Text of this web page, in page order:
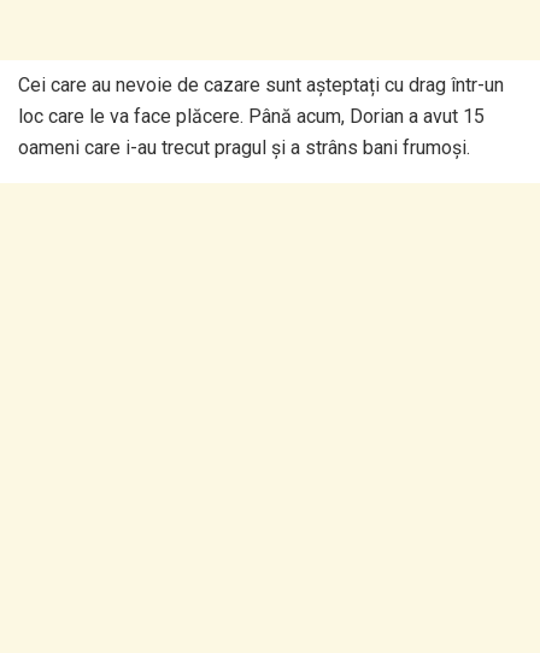
Cei care au nevoie de cazare sunt așteptați cu drag într-un
loc care le va face plăcere. Până acum, Dorian a avut 15
oameni care i-au trecut pragul și a strâns bani frumoși.